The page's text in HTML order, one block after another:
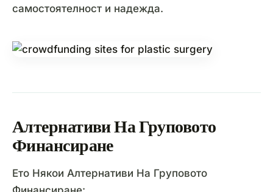
самостоятелност и надежда.
Алтернативи На Груповото
Финансиране
Ето Някои Алтернативи На Груповото